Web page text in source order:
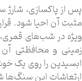
پس از پاکسازی،
مثبت آن احیا شود.
ویژه در شب‌های
زمینی و محافظتی
ابسیدین را روی یک
ارتعاشات این سنگ‌ها